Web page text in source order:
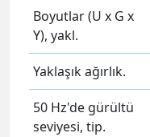
Boyutlar (U x G x
Y), yakl.
Yaklaşık ağırlık.
50 Hz'de gürültü
seviyesi, tip.